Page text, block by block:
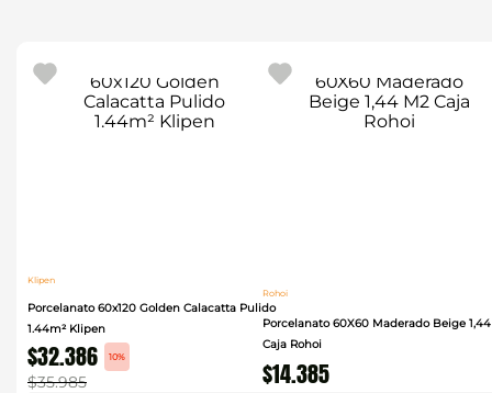
Klipen
Porcelanato 60x120 Golden Calacatta Pulido
1.44m² Klipen
$32.386 10%
$35.985
Rohoi
Porcelanato 60X60 Maderado Beige
Caja Rohoi
$14.385